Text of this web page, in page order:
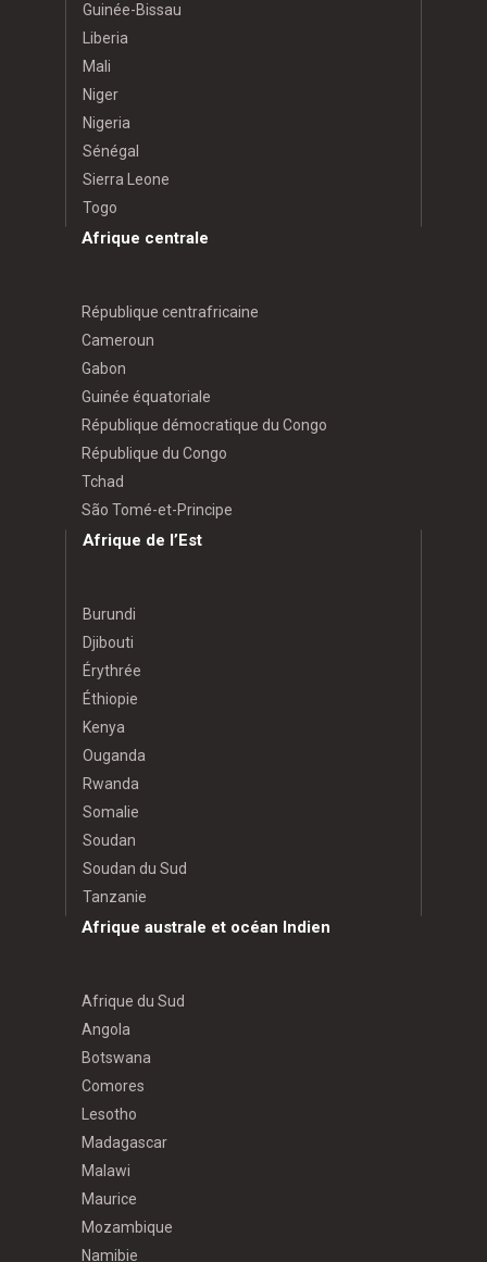
Guinée-Bissau
Liberia
Mali
Niger
Nigeria
Sénégal
Sierra Leone
Togo
Afrique centrale
République centrafricaine
Cameroun
Gabon
Guinée équatoriale
République démocratique du Congo
République du Congo
Tchad
São Tomé-et-Principe
Afrique de l’Est
Burundi
Djibouti
Érythrée
Éthiopie
Kenya
Ouganda
Rwanda
Somalie
Soudan
Soudan du Sud
Tanzanie
Afrique australe et océan Indien
Afrique du Sud
Angola
Botswana
Comores
Lesotho
Madagascar
Malawi
Maurice
Mozambique
Namibie